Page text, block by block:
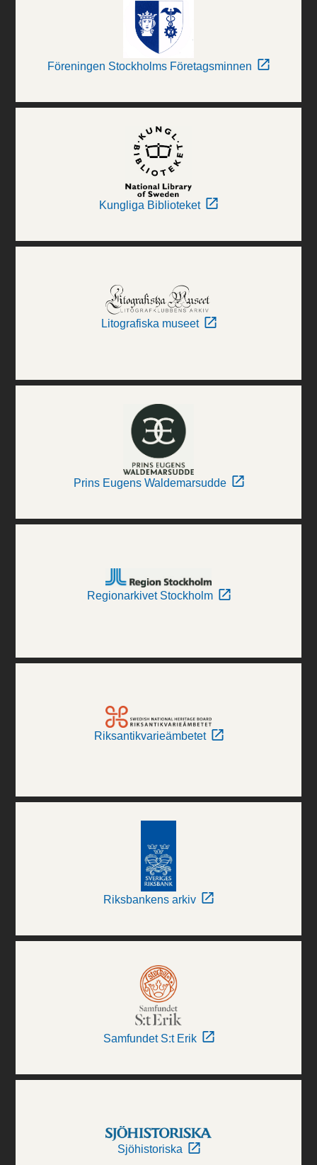
Föreningen Stockholms Företagsminnen
Kungliga Biblioteket
Litografiska museet
Prins Eugens Waldemarsudde
Regionarkivet Stockholm
Riksantikvarieämbetet
Riksbankens arkiv
Samfundet S:t Erik
Sjöhistoriska